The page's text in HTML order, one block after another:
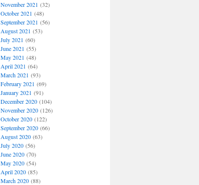
November 2021 (32)
October 2021 (48)
September 2021 (56)
August 2021 (53)
July 2021 (60)
June 2021 (55)
May 2021 (48)
April 2021 (64)
March 2021 (93)
February 2021 (69)
January 2021 (91)
December 2020(104)
November 2020(126)
October 2020(122)
September 2020(66)
August 2020(63)
July 2020(56)
June 2020(70)
May 2020(54)
April 2020(85)
March 2020(88)